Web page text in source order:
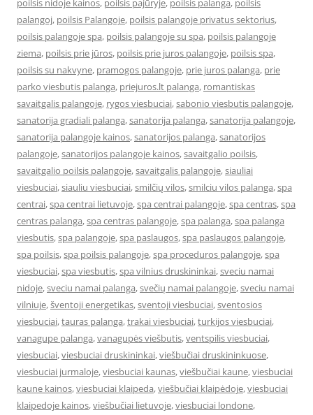
poilsis nidoje kainos, poilsis pajūryje, poilsis palanga, poilsis
palangoj, poilsis Palangoje, poilsis palangoje privatus sektorius,
poilsis palangoje spa, poilsis palangoje su spa, poilsis palangoje
ziema, poilsis prie jūros, poilsis prie juros palangoje, poilsis spa,
poilsis su nakvyne, pramogos palangoje, prie juros palanga, prie
parko viesbutis palanga, priejuros.lt palanga, romantiskas
savaitgalis palangoje, rygos viesbuciai,sabonio viesbutis palangoje,
sanatorija gradiali palanga,sanatorija palanga,sanatorija palangoje,
sanatorija palangoje kainos,sanatorijos palanga,sanatorijos
palangoje,sanatorijos palangoje kainos,savaitgalio poilsis,
savaitgalio poilsis palangoje,savaitgalis palangoje,siauliai
viesbuciai,siauliu viesbuciai,smilčių vilos,smilciu vilos palanga,spa
centrai,spa centrai lietuvoje,spa centrai palangoje,spa centras,spa
centras palanga,spa centras palangoje,spa palanga,spa palanga
viesbutis,spa palangoje,spa paslaugos,spa paslaugos palangoje,
spa poilsis,spa poilsis palangoje,spa proceduros palangoje,spa
viesbuciai,spa viesbutis,spa vilnius druskininkai,sveciu namai
nidoje,sveciu namai palanga,svečių namai palangoje,sveciu namai
vilniuje,šventoji energetikas,sventoji viesbuciai,sventosios
viesbuciai,tauras palanga,trakai viesbuciai,turkijos viesbuciai,
vanagupe palanga,vanagupės viešbutis,ventspilis viesbuciai,
viesbuciai,viesbuciai druskininkai,viešbučiai druskininkuose,
viesbuciai jurmaloje,viesbuciai kaunas,viešbučiai kaune,viesbuciai
kaune kainos,viesbuciai klaipeda,viešbučiai klaipėdoje,viesbuciai
klaipedoje kainos,viešbučiai lietuvoje,viesbuciai londone,